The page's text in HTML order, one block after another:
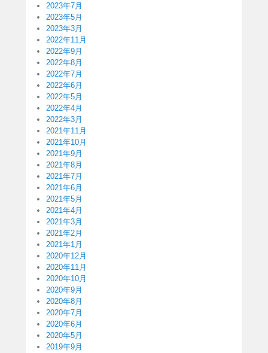
2023年7月
2023年5月
2023年3月
2022年11月
2022年9月
2022年8月
2022年7月
2022年6月
2022年5月
2022年4月
2022年3月
2021年11月
2021年10月
2021年9月
2021年8月
2021年7月
2021年6月
2021年5月
2021年4月
2021年3月
2021年2月
2021年1月
2020年12月
2020年11月
2020年10月
2020年9月
2020年8月
2020年7月
2020年6月
2020年5月
2019年9月